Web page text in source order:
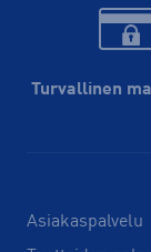
Turvallinen
Asiakaspalvelu